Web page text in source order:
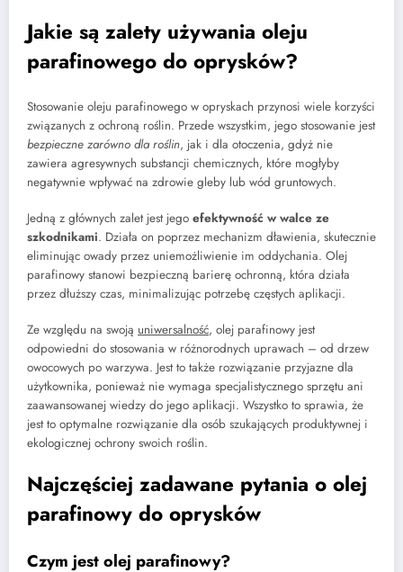
Jakie są zalety używania oleju
parafinowego do oprysków?
Stosowanie oleju parafinowego w opryskach przynosi wiele korzyści
związanych z ochroną roślin. Przede wszystkim, jego stosowanie jest
bezpieczne zarówno dla roślin, jak i dla otoczenia, gdyż nie
zawiera agresywnych substancji chemicznych, które mogłyby
negatywnie wpływać na zdrowie gleby lub wód gruntowych.
Jedną z głównych zalet jest jego efektywność w walce ze
szkodnikami. Działa on poprzez mechanizm dławienia, skutecznie
eliminując owady przez uniemożliwienie im oddychania. Olej
parafinowy stanowi bezpieczną barierę ochronną, która działa
przez dłuższy czas, minimalizując potrzebę częstych aplikacji.
Ze względu na swoją uniwersalność, olej parafinowy jest
odpowiedni do stosowania w różnorodnych uprawach – od drzew
owocowych po warzywa. Jest to także rozwiązanie przyjazne dla
użytkownika, ponieważ nie wymaga specjalistycznego sprzętu ani
zaawansowanej wiedzy do jego aplikacji. Wszystko to sprawia, że
jest to optymalne rozwiązanie dla osób szukających produktywnej i
ekologicznej ochrony swoich roślin.
Najczęściej zadawane pytania o olej
parafinowy do oprysków
Czym jest olej parafinowy?